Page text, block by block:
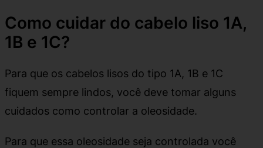
Como cuidar do cabelo liso 1A,
1B e 1C?
Para que os cabelos lisos do tipo 1A, 1B e 1C
fiquem sempre lindos, você deve tomar alguns
cuidados como controlar a oleosidade.
Para que essa oleosidade seja controlada você